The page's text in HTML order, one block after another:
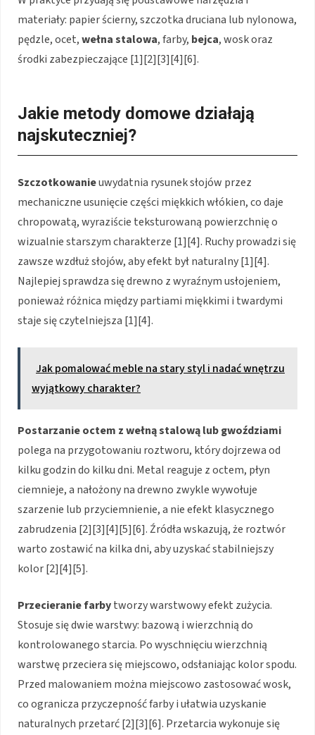
materiały: papier ścierny, szczotka druciana lub nylonowa,
pędzle, ocet,wełna stalowa, farby, bejca, wosk oraz
środki zabezpieczające [1][2][3][4][6].
Jakie metody domowe działają
najskuteczniej?
Szczotkowanieuwydatnia rysunek słojów przez
mechaniczne usunięcie części miękkich włókien, co daje
chropowatą, wyraziście teksturowaną powierzchnię o
wizualnie starszym charakterze [1][4]. Ruchy prowadzi się
zawsze wzdłuż słojów, aby efekt był naturalny [1][4].
Najlepiej sprawdza się drewno z wyraźnym usłojeniem,
ponieważ różnica między partiami miękkimi i twardymi
staje się czytelniejsza [1][4].
Jak pomalować meble na stary styl i nadać wnętrzu
wyjątkowy charakter?
Postarzanie octem z wełną stalową lub gwoździami
polega na przygotowaniu roztworu, który dojrzewa od
kilku godzin do kilku dni. Metal reaguje z octem, płyn
ciemnieje, a nałożony na drewno zwykle wywołuje
szarzenie lub przyciemnienie, a nie efekt klasycznego
zabrudzenia [2][3][4][5][6]. Źródła wskazują, że roztwór
warto zostawić na kilka dni, aby uzyskać stabilniejszy
kolor [2][4][5].
Przecieranie farbytworzy warstwowy efekt zużycia.
Stosuje się dwie warstwy: bazową i wierzchnią do
kontrolowanego starcia. Po wyschnięciu wierzchnią
warstwę przeciera się miejscowo, odsłaniając kolor spodu.
Przed malowaniem można miejscowo zastosować wosk,
co ogranicza przyczepność farby i ułatwia uzyskanie
naturalnych przetarć [2][3][6]. Przetarcia wykonuje się